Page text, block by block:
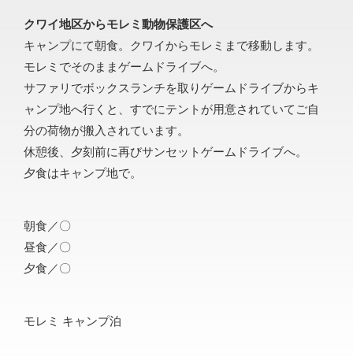
クワイ地区からモレミ動物保護区へ
キャンプにて朝食。クワイからモレミまで移動します。
モレミでそのままゲームドライブへ。
サファリでボックスランチを取りゲームドライブからキ
ャンプ地へ行くと、すでにテントが用意されていてご自
分の荷物が搬入されています。
休憩後、夕刻前に再びサンセットゲームドライブへ。
夕食はキャンプ地で。
朝食／〇
昼食／〇
夕食／〇
モレミ キャンプ泊